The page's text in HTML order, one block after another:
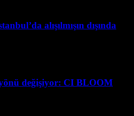
alışılmışın dışında
değişiyor: CI BLOOM